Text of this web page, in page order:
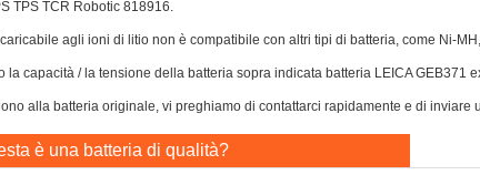
TPS TCR Robotic 818916.
agli ioni di litio non è compatibile con altri tipi di batteria, come Ni-
la capacità / la tensione della batteria sopra indicata batteria LEICA GEB371
alla batteria originale, vi preghiamo di contattarci rapidamente e di inviare
è una batteria di qualità?